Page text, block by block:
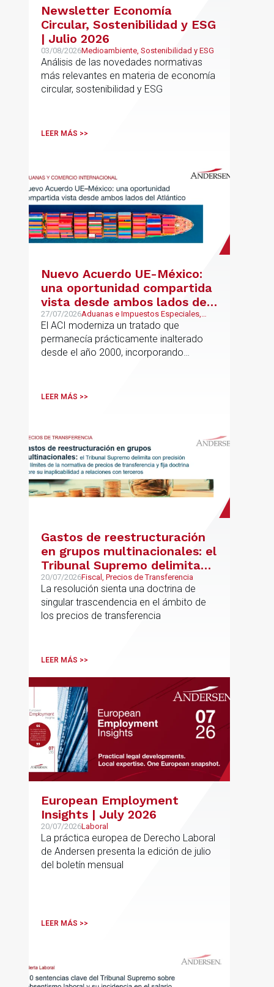
Newsletter Economía
Circular, Sostenibilidad y ESG
| Julio 2026
03/08/2026Medioambiente, Sostenibilidad y ESG
Análisis de las novedades normativas
más relevantes en materia de economía
circular, sostenibilidad y ESG
LEER MÁS >>
Nuevo Acuerdo UE-México:
una oportunidad compartida
vista desde ambos lados del
Atlántico
27/07/2026Aduanas e Impuestos Especiales,
Mexican Desk
El ACI moderniza un tratado que
permanecía prácticamente inalterado
desde el año 2000, incorporando
LEER MÁS >>
Gastos de reestructuración
en grupos multinacionales: el
Tribunal Supremo delimita
con precisión los límites de la
normativa de precios de
transferencia y fija doctrina
sobre su inaplicabilidad a
20/07/2026Fiscal, Precios de Transferencia
La resolución sienta una doctrina de
singular trascendencia en el ámbito de
los precios de transferencia
LEER MÁS >>
European Employment
Insights | July 2026
20/07/2026Laboral
La práctica europea de Derecho Laboral
de Andersen presenta la edición de julio
del boletín mensual
LEER MÁS >>